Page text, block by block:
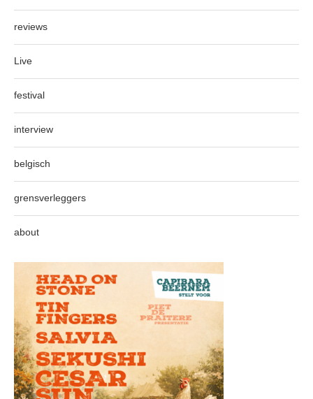
reviews
Live
festival
interview
belgisch
grensverleggers
about